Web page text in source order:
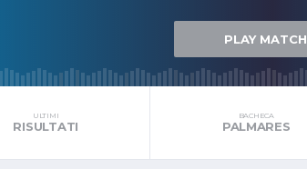
PLAY MATCH
ULTIMI
RISULTATI
BACHECA
PALMARES